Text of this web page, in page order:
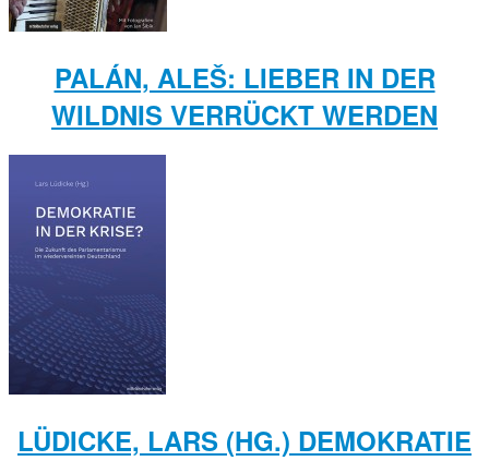
PALÁN, ALEŠ: LIEBER IN DER
WILDNIS VERRÜCKT WERDEN
LÜDICKE, LARS (HG.) DEMOKRATIE